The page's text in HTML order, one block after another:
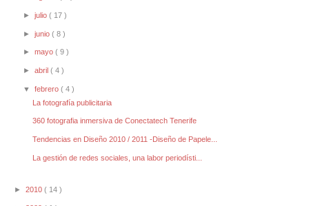
►julio( 17 )
►junio( 8 )
►mayo( 9 )
►abril( 4 )
▼febrero( 4 )
La fotografía publicitaria
360 fotografia inmersiva de Conectatech Tenerife
Tendencias en Diseño 2010 / 2011 -Diseño de Papele...
La gestión de redes sociales, una labor periodísti...
► 2010 ( 14 )